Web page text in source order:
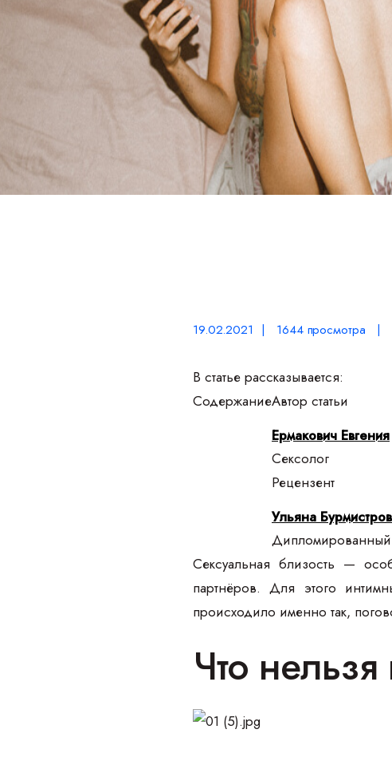
19.02.2021 | 1644 просмотра |
В статье рассказывается:
СодержаниеАвтор статьи
Ермакович Евгения
Сексолог
Рецензент
Ульяна
Дипломированный
Сексуальная близость —
партнёров. Для этого
происходило именно так,
Что